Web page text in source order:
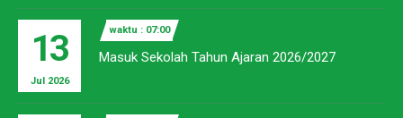
13
Jul 2026
waktu : 07:00
Masuk Sekolah Tahun Ajaran 2026/2027